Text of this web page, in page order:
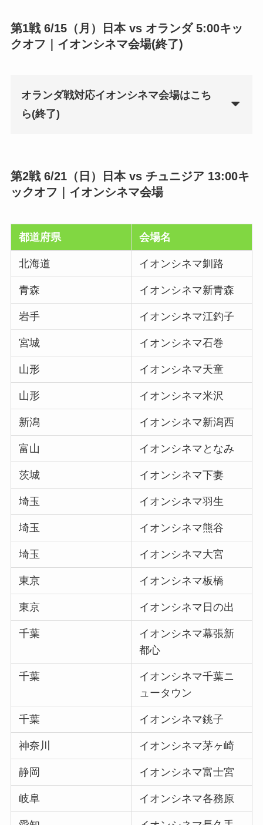
第1戦 6/15（月）日本 vs オランダ 5:00キッ
クオフ｜イオンシネマ会場(終了)
オランダ戦対応イオンシネマ会場はこち
ら(終了)
第2戦 6/21（日）日本 vs チュニジア 13:00キ
ックオフ｜イオンシネマ会場
都道府県 会場名
北海道 イオンシネマ釧路
青森 イオンシネマ新青森
岩手 イオンシネマ江釣子
宮城 イオンシネマ石巻
山形 イオンシネマ天童
山形 イオンシネマ米沢
新潟 イオンシネマ新潟西
富山 イオンシネマとなみ
茨城 イオンシネマ下妻
埼玉 イオンシネマ羽生
埼玉 イオンシネマ熊谷
埼玉 イオンシネマ大宮
東京 イオンシネマ板橋
東京 イオンシネマ日の出
千葉
イオンシネマ幕張新
都心
千葉
イオンシネマ千葉ニ
ュータウン
千葉 イオンシネマ銚子
神奈川 イオンシネマ茅ヶ崎
静岡 イオンシネマ富士宮
岐阜 イオンシネマ各務原